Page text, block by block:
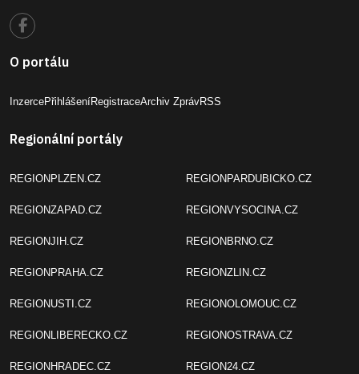
O portálu
InzercePřihlášeníRegistraceArchiv ZprávRSS
Regionální portály
REGIONPLZEN.CZ
REGIONZAPAD.CZ
REGIONJIH.CZ
REGIONPRAHA.CZ
REGIONUSTI.CZ
REGIONLIBERECKO.CZ
REGIONHRADEC.CZ
REGIONPARDUBICKO.CZ
REGIONVYSOCINA.CZ
REGIONBRNO.CZ
REGIONZLIN.CZ
REGIONOLOMOUC.CZ
REGIONOSTRAVA.CZ
REGION24.CZ